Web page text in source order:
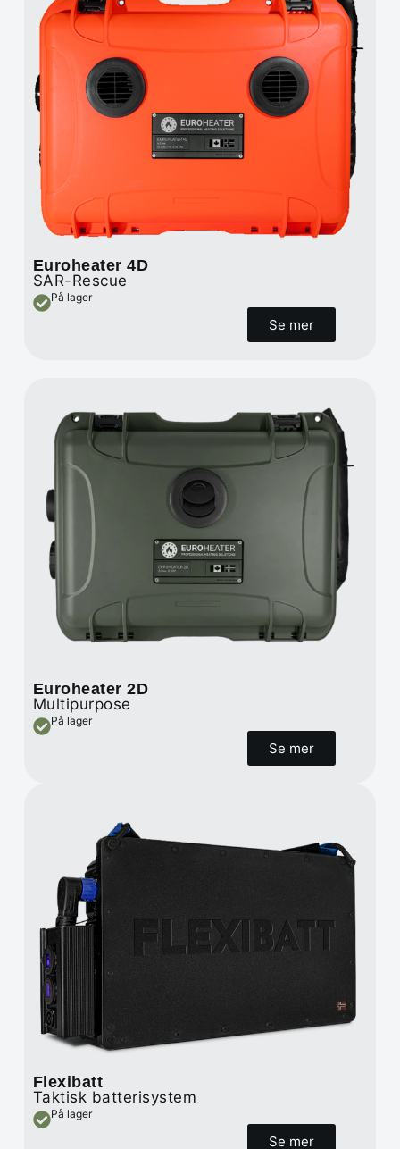
Euroheater 4D
SAR-Rescue
På lager
Se mer
Euroheater 2D
Multipurpose
På lager
Se mer
Flexibatt
Taktisk batterisystem
På lager
Se mer